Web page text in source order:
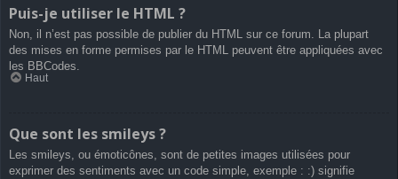
Puis-je utiliser le HTML ?
Non, il n’est pas possible de publier du HTML sur ce forum. La plupart
des mises en forme permises par le HTML peuvent être appliquées avec
les BBCodes.
Haut
Que sont les smileys ?
Les smileys, ou émoticônes, sont de petites images utilisées pour
exprimer des sentiments avec un code simple, exemple : :) signifie